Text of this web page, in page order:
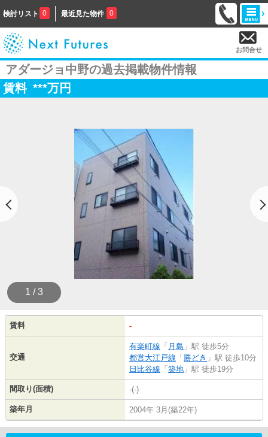
検討リスト 0 最近見た物件 0
お問合せ
アダージョ中野の過去掲載物件情報
賃料 ***万円
1 / 3
賃料 -
交通
有楽町線 「 月島 」駅 徒歩5分
都営大江戸線 「 勝どき 」駅 徒歩10分
日比谷線 「 築地 」駅 徒歩19分
間取り(面積) -(-)
築年月 2004年 3月(築22年)